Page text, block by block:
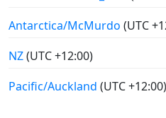
Antarctica/McMurdo (UTC
NZ(UTC +12:00)
Pacific/Auckland (UTC +12:00)